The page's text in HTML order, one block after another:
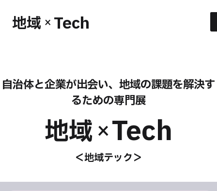
地域 × Tech
自治体と企業が出会い、地域の課題を解決す
るための専門展
地域 ×Tech
＜地域テック＞